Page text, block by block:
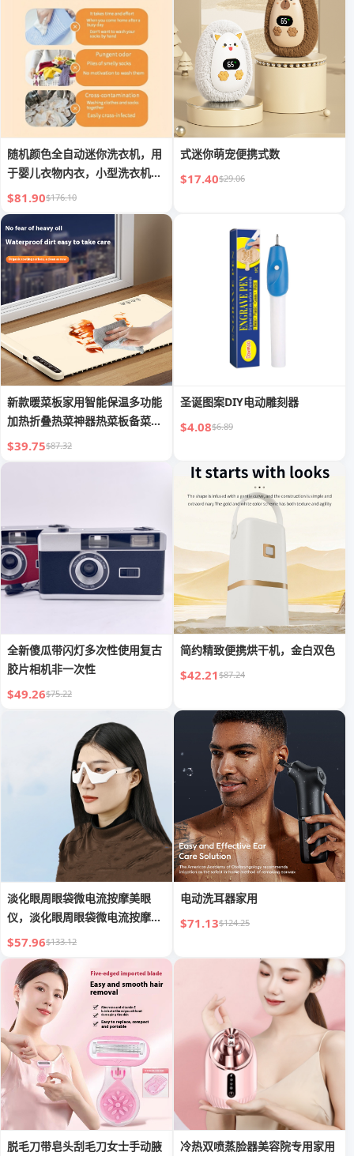
随机颜色全自动迷你洗衣机，用
于婴儿衣物内衣，小型洗衣机，
宿舍袜子洗衣机
$81.90$176.10
式迷你萌宠便携式数
$17.40$29.06
新款暖菜板家用智能保温多功能
加热折叠热菜神器热菜板备菜保
温板
$39.75$87.32
圣诞图案DIY电动雕刻器
$4.08$6.89
全新傻瓜带闪灯多次性使用复古
胶片相机非一次性
$49.26$75.22
简约精致便携烘干机，金白双色
$42.21$87.24
淡化眼周眼袋微电流按摩美眼
仪，淡化眼周眼袋微电流按摩美
眼仪，淡化眼周眼
$57.96$133.12
电动洗耳器家用
$71.13$124.25
脱毛刀带皂头刮毛刀女士手动腋 冷热双喷蒸脸器美容院专用家用